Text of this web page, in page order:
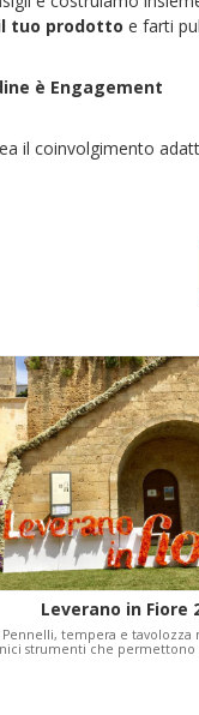
tuo prodotto e farti
è Engagement
il coinvolgimento
Leverano in Fiore
Pennelli, tempera e tavolozza
strumenti che permettono